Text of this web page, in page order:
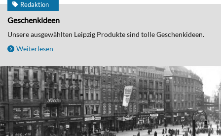
Redaktion
Geschenkideen
Unsere ausgewählten Leipzig Produkte sind tolle Geschenkideen.
Weiterlesen